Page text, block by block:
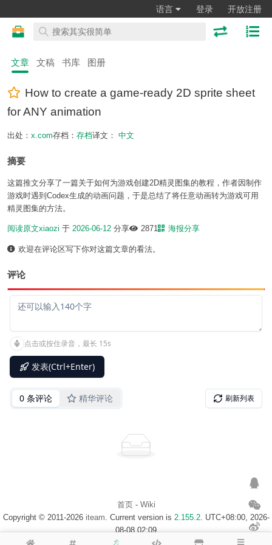
语言 登录 开放注册
文章 文稿 书库 图册
How to create a game-ready 2D sprite sheet
for ANY animation
出处： x.com存档： 存档译文： 中文
摘要
这篇推文分享了一篇关于如何为游戏创建2D精灵图集的教程，作者因制作
游戏时遇到Codex生成的动画问题，于是总结了将任意动画转为游戏可用
精灵图集的方法。
阅读原文xiaozi 于 2026-06-12 分享 2871 海报分享
欢迎在评论区写下你对这篇文章的看法。
评论
首页- Wiki
Copyright © 2011-2026 iteam. Current version is 2.155.2. UTC+08:00, 2026-
08-08 02:09
浙ICP备14020137号-1 $访客地图$